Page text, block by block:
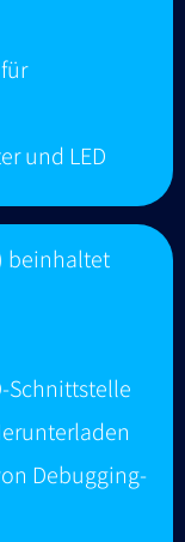
und LED
beinhaltet
Schnittstelle
Debugging-